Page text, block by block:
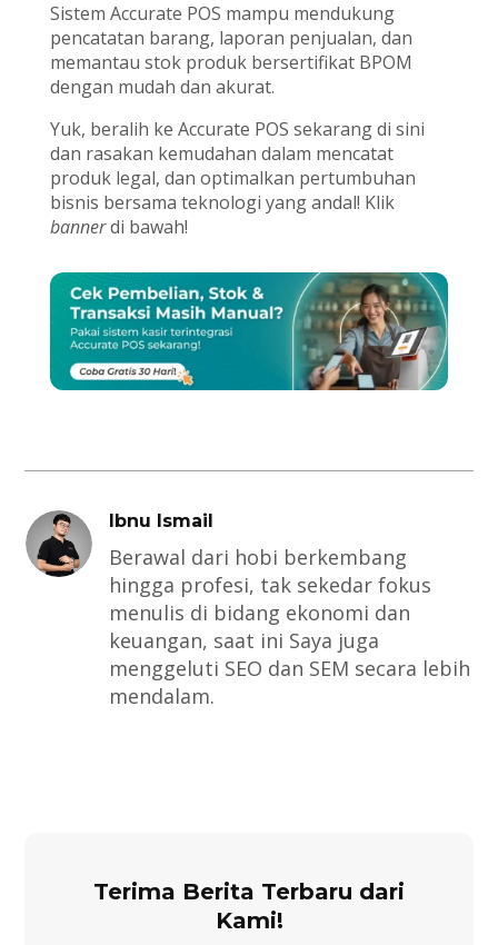
Sistem Accurate POS mampu mendukung
pencatatan barang, laporan penjualan, dan
memantau stok produk bersertifikat BPOM
dengan mudah dan akurat.
Yuk, beralih ke Accurate POS sekarang di sini
dan rasakan kemudahan dalam mencatat
produk legal, dan optimalkan pertumbuhan
bisnis bersama teknologi yang andal! Klik
bannerdi bawah!
Ibnu Ismail
Berawal dari hobi berkembang
hingga profesi, tak sekedar fokus
menulis di bidang ekonomi dan
keuangan, saat ini Saya juga
menggeluti SEO dan SEM secara lebih
mendalam.
Terima Berita Terbaru dari
Kami!